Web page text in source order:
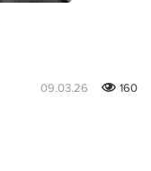
09.03.26
160